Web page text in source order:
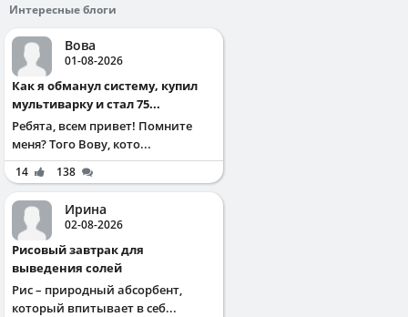
Интересные блоги
Вова
01-08-2026
Как я обманул систему, купил
мультиварку и стал 75...
Ребята, всем привет! Помните
меня? Того Вову, кото...
14 138
Ирина
02-08-2026
Рисовый завтрак для
выведения солей
Рис – природный абсорбент,
который впитывает в себ...